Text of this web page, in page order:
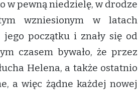
w pewną niedzielę, w drodze
wzniesionym w latach
początku i znały się od
czasem bywało, że przez
Helena, a także ostatnio
a więc żądne każdej nowej